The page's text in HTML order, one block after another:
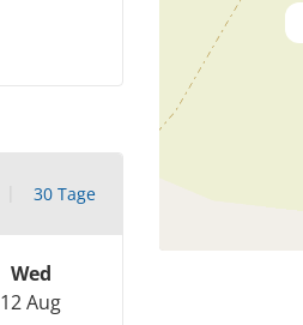
30 Tage
Wed
12 Aug